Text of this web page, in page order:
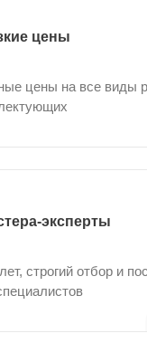
цены
цены на все виды
эксперты
строгий отбор и